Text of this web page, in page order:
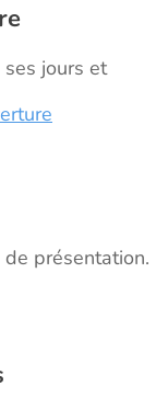
jours et
présentation.